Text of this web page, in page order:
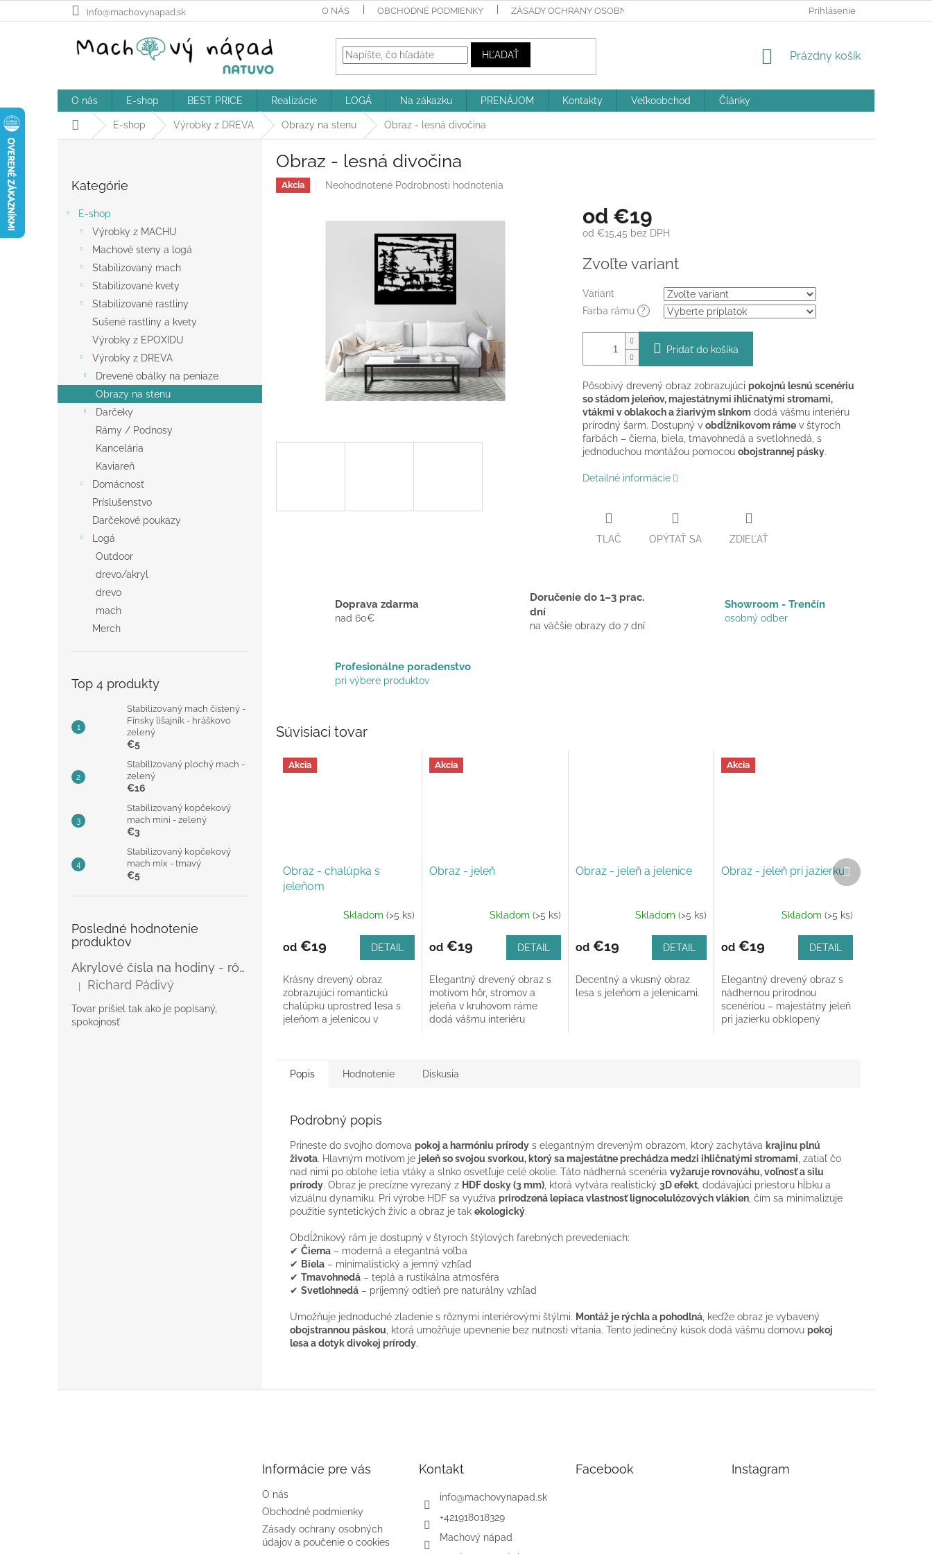
na
info@machovynapad.sk O NÁS OBCHODNÉ PODMIENKY ZÁSADY OCHRANY OSOBNÝCH ÚDAJOV A POUČENIE O COOKIES REKLAMAČNÝ PORIADOK
Prihlásenie
HĽADAŤ
NÁKUPNÝ
Prázdny košík
O nás E-shop BEST PRICE Realizácie LOGÁ Na zákazku PRENÁJOM Kontakty Veľkoobchod Články
DomovE-shop Výrobky z DREVA Obrazy na stenu Obraz - lesná divočina
kategórie
Kategórie
E-shop
Výrobky z MACHU
Machové steny a logá
Stabilizovaný mach
Stabilizované kvety
Stabilizované rastliny
Sušené rastliny a kvety
Výrobky z EPOXIDU
Výrobky z DREVA
Drevené obálky na peniaze
Obrazy na stenu
Darčeky
Rámy / Podnosy
Kancelária
Kaviareň
Domácnosť
Príslušenstvo
Darčekové poukazy
Logá
Outdoor
drevo/akryl
drevo
mach
Merch
Top 4 produkty
Stabilizovaný mach čistený -
Fínsky lišajník - hráškovo
zelený
€5
Stabilizovaný plochý mach -
zelený
€16
Stabilizovaný kopčekový
mach mini - zelený
€3
Stabilizovaný kopčekový
mach mix - tmavý
€5
Posledné hodnotenie
produktov
Akrylové čísla na hodiny - rôzne
Hodnotenie produktu je 5 z 5 hviezdičiek.
| Richard Pádivý
Tovar prišiel tak ako je popísaný,
spokojnosť
Obraz - lesná divočina
Akcia
Priemerné
je
Neohodnotené Podrobnosti hodnotenia
od €19
od €15,45 bez DPH
cena:
Zvoľte variant
Variant
Farba rámu ?
Pridať do košíka
Pôsobivý drevený obraz zobrazujúci pokojnú lesnú scenériu
so stádom jeleňov, majestátnymi ihličnatými stromami,
vtákmi v oblakoch a žiarivým slnkomdodá vášmu interiéru
prírodný šarm. Dostupný v obdĺžnikovom rámev štyroch
farbách – čierna, biela, tmavohnedá a svetlohnedá, s
jednoduchou montážou pomocou obojstrannej pásky.
Detailné informácie
TLAČ OPÝTAŤ SA ZDIEĽAŤ
Doprava zdarma
nad 60€
Doručenie do 1–3 prac.
dní
na väčšie obrazy do 7 dní
Showroom - Trenčín
osobný odber
Profesionálne poradenstvo
pri výbere produktov
Súvisiaci tovar
Akcia
Obraz - chalúpka s
jeleňom
Skladom (>5 ks)
od €19 DETAIL
Krásny drevený obraz
zobrazujúci romantickú
chalúpku uprostred lesa s
jeleňom a jelenicou v
Akcia
Obraz - jeleň
Skladom (>5 ks)
od€19 DETAIL
Elegantný drevený obraz s
motívom hôr, stromov a
jeleňa v kruhovom ráme
dodá vášmu interiéru
Obraz - jeleň a jelenice
Skladom(>5 ks)
od€19 DETAIL
Decentný a vkusný obraz
lesa s jeleňom a jelenicami.
Akcia
Obraz - jeleň pri jazierku
Skladom (>5 ks)
od €19 DETAIL
Elegantný drevený obraz s
nádhernou prírodnou
scenériou – majestátny jeleň
pri jazierku obklopený
Ďalší
produkt
Popis Hodnotenie Diskusia
Podrobný popis
Prineste do svojho domova pokoj a harmóniu prírody s elegantným dreveným obrazom, ktorý zachytáva krajinu plnú
života. Hlavným motívom je jeleň so svojou svorkou, ktorý sa majestátne prechádza medzi ihličnatými stromami , zatiaľ čo
nad nimi po oblohe letia vtáky a slnko osvetľuje celé okolie. Táto nádherná scenéria vyžaruje rovnováhu, voľnosť a silu
prírody. Obraz je precízne vyrezaný z HDF dosky (3 mm) , ktorá vytvára realistický 3D efekt , dodávajúci priestoru hĺbku a
vizuálnu dynamiku. Pri výrobe HDF sa využíva prirodzená lepiaca vlastnosť lignocelulózových vlákien , čím sa minimalizuje
použitie syntetických živíc a obraz je tak ekologický.
Obdĺžnikový rám je dostupný v štyroch štýlových farebných prevedeniach:
✔ Čierna – moderná a elegantná voľba
✔ Biela – minimalistický a jemný vzhľad
✔ Tmavohnedá – teplá a rustikálna atmosféra
✔ Svetlohnedá – príjemný odtieň pre naturálny vzhľad
Umožňuje jednoduché zladenie s rôznymi interiérovými štýlmi. Montáž je rýchla a pohodlná , keďže obraz je vybavený
obojstrannou páskou , ktorá umožňuje upevnenie bez nutnosti vŕtania. Tento jedinečný kúsok dodá vášmu domovu pokoj
lesa a dotyk divokej prírody.
Informácie pre vás
O nás
Obchodné podmienky
Zásady ochrany osobných
údajov a poučenie o cookies
Kontakt
info@machovynapad.sk
+421918018329
Machový nápad
Facebook Instagram